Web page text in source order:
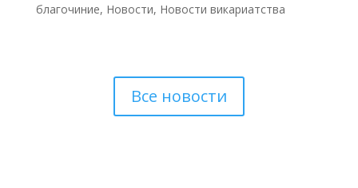
благочиние, Новости, Новости викариатства
Все новости